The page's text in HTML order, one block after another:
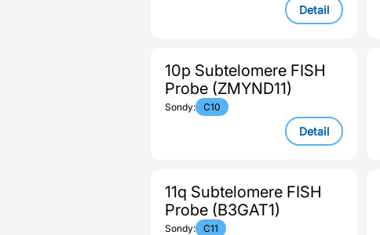
Detail
10p Subtelomere FISH
Probe (ZMYND11)
Sondy: C10
Detail
11q Subtelomere FISH
Probe (B3GAT1)
Sondy: C11